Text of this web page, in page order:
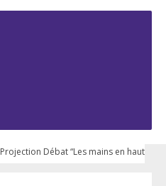
Projection Débat “Les mains en haut